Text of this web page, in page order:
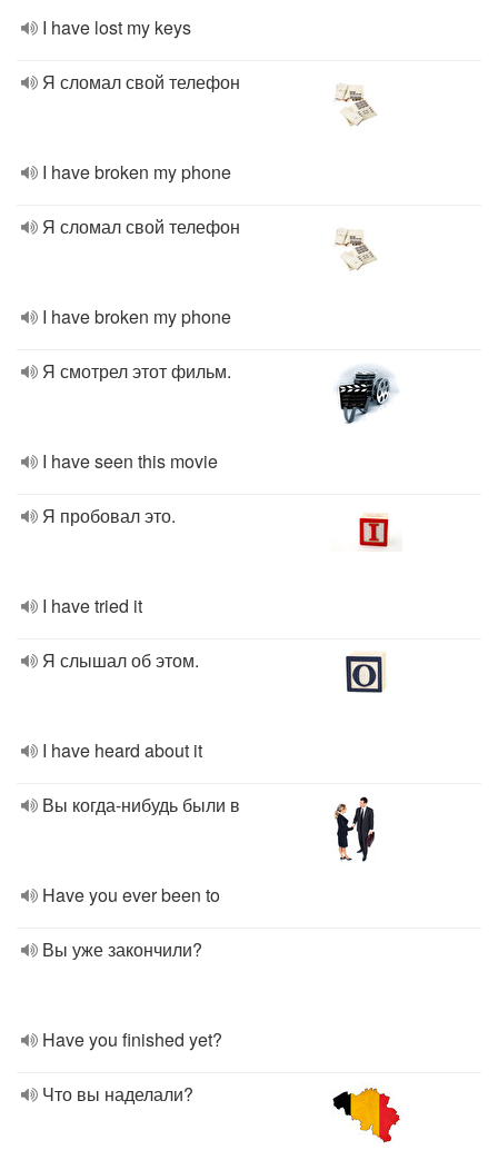
I have lost my keys
Я сломал свой телефон
I have broken my phone
Я сломал свой телефон
I have broken my phone
Я смотрел этот фильм.
I have seen this movie
Я пробовал это.
I have tried it
Я слышал об этом.
I have heard about it
Вы когда-нибудь были в
Have you ever been to
Вы уже закончили?
Have you finished yet?
Что вы наделали?